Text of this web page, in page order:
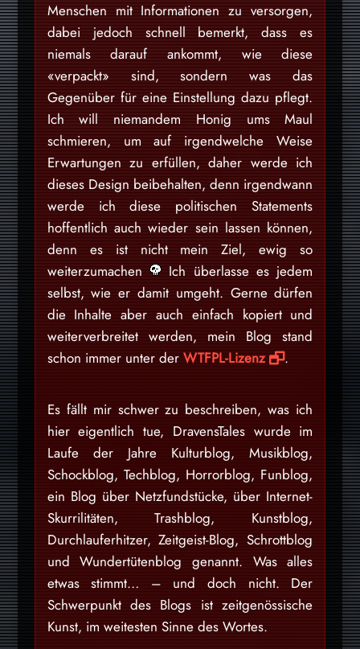
Menschen mit Informationen zu versorgen,
dabei jedoch schnell bemerkt, dass es
niemals darauf ankommt, wie diese
«verpackt» sind, sondern was das
Gegenüber für eine Einstellung dazu pflegt.
Ich will niemandem Honig ums Maul
schmieren, um auf irgendwelche Weise
Erwartungen zu erfüllen, daher werde ich
dieses Design beibehalten, denn irgendwann
werde ich diese politischen Statements
hoffentlich auch wieder sein lassen können,
denn es ist nicht mein Ziel, ewig so
weiterzumachen
Ich überlasse es jedem
selbst, wie er damit umgeht. Gerne dürfen
die Inhalte aber auch einfach kopiert und
weiterverbreitet werden, mein Blog stand
schon immer unter der WTFPL-Lizenz .
Es fällt mir schwer zu beschreiben, was ich
hier eigentlich tue, DravensTales wurde im
Laufe der Jahre Kulturblog, Musikblog,
Schockblog, Techblog, Horrorblog, Funblog,
ein Blog über Netzfundstücke, über Internet-
Skurrilitäten, Trashblog, Kunstblog,
Durchlauferhitzer, Zeitgeist-Blog, Schrottblog
und Wundertütenblog genannt. Was alles
etwas stimmt… – und doch nicht. Der
Schwerpunkt des Blogs ist zeitgenössische
Kunst, im weitesten Sinne des Wortes.